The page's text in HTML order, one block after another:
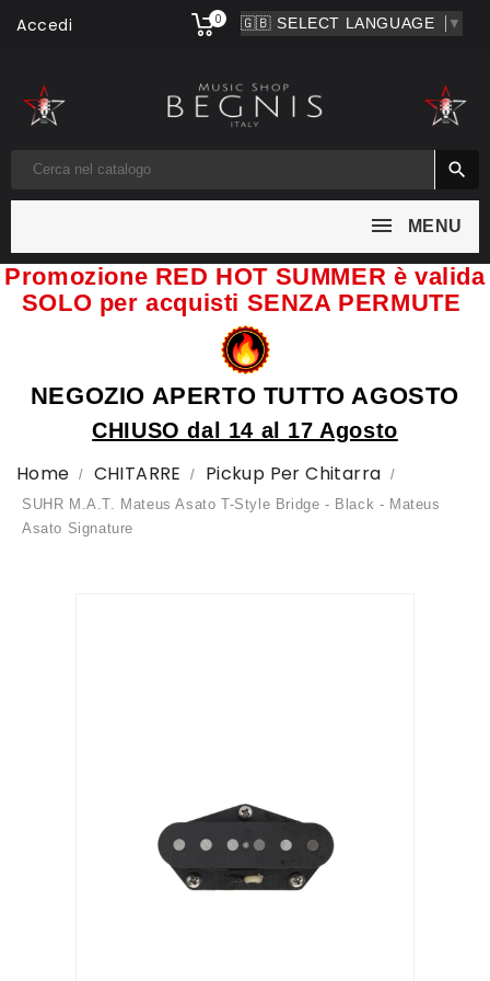
▼
Accedi 0

MENU
Promozione RED HOT SUMMER è valida
SOLO per acquisti SENZA PERMUTE
NEGOZIO APERTO TUTTO AGOSTO
CHIUSO dal 14 al 17 Agosto
Home CHITARRE Pickup Per Chitarra
SUHR M.A.T. Mateus Asato T-Style Bridge - Black - Mateus
Asato Signature